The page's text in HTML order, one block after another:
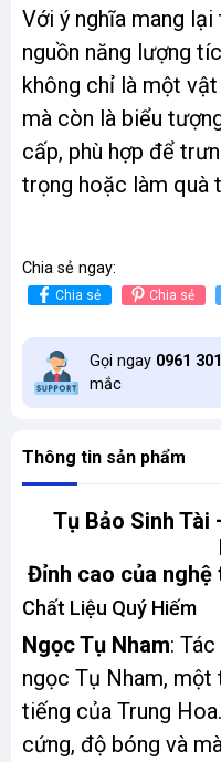
Với ý nghĩa mang
nguồn năng lượng
không chỉ là một
mà còn là biểu
cấp, phù hợp để
trọng hoặc làm quà
Chia sẻ ngay:
Chia sẻ Chia sẻ
Gọi ngay 0961
mắc
Thông tin sản phẩm
Tụ Bảo Sinh Tài
Đỉnh cao của
Chất Liệu Quý Hiếm
Ngọc Tụ Nham:
ngọc Tụ Nham,
tiếng của Trung
cứng, độ bóng và